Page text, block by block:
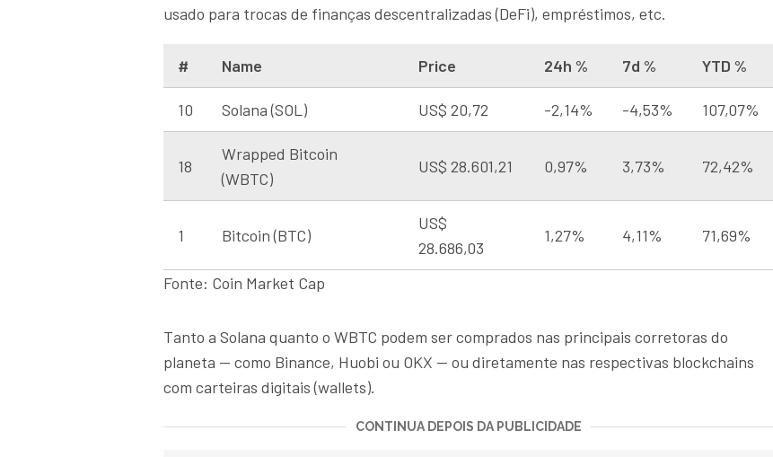
usado para trocas de finanças descentralizadas (DeFi), empréstimos, etc.
# Name Price 24h % 7d % YTD %
10 Solana (SOL) US$ 20,72 -2,14% -4,53% 107,07%
18
Wrapped Bitcoin
(WBTC)
US$ 28.601,21 0,97% 3,73% 72,42%
1 Bitcoin (BTC)
US$
28.686,03
1,27% 4,11% 71,69%
Fonte: Coin Market Cap
Tanto a Solana quanto o WBTC podem ser comprados nas principais corretoras do
planeta — como Binance, Huobi ou OKX — ou diretamente nas respectivas blockchains
com carteiras digitais (wallets).
CONTINUA DEPOIS DA PUBLICIDADE